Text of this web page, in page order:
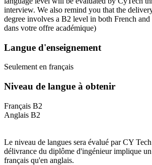
interview. We also remind you that the
degree involves a B2 level in both French and
dans votre offre académique)
Langue d'enseignement
Seulement en français
Niveau de langue à obtenir
Français B2
Anglais B2
Le niveau de langues sera évalué par CY
délivrance du diplôme d'ingénieur implique
français qu'en anglais.